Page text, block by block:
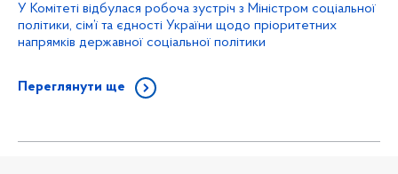
У Комітеті відбулася робоча зустріч з Міністром соціальної
політики, сім’ї та єдності України щодо пріоритетних
напрямків державної соціальної політики
Переглянути ще